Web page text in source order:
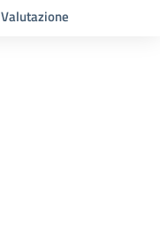
Valutazione